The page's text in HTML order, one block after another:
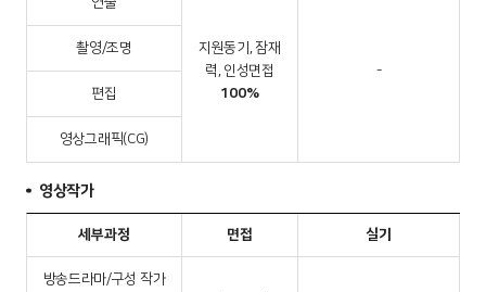
지원동기, 잠재
력, 인성면접
100%
-
촬영/조명
편집
영상그래픽(CG)
영상작가
세부과정 면접 실기
방송드라마/구성 작가